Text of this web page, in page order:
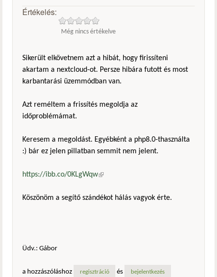
Értékelés:
Még nincs értékelve
Sikerült elkövetnem azt a hibát, hogy firissíteni
akartam a nextcloud-ot. Persze hibára futott és most
karbantarási üzemmódban van.
Azt reméltem a frissítés megoldja az
időproblémámat.
Keresem a megoldást. Egyébként a php8.0-thasználta
:) bár ez jelen pillatban semmit nem jelent.
https://ibb.co/0KLgWqw(külső hivatkozás)
Köszönöm a segítő szándékot hálás vagyok érte.
Üdv.: Gábor
a hozzászóláshoz regisztráció és bejelentkezés